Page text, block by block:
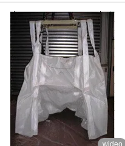
wideo